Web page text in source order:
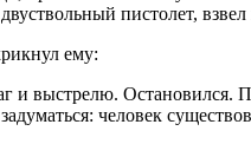
пистолет,
ему:
и выстрелю. Остановился.
человек